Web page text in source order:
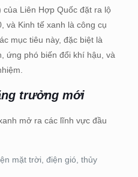
của Liên Hợp Quốc đặt ra lộ
và Kinh tế xanh là công cụ
mục tiêu này, đặc biệt là
ứng phó biến đổi khí hậu, và
trưởng mới
mở ra các lĩnh vực đầu
mặt trời, điện gió, thủy